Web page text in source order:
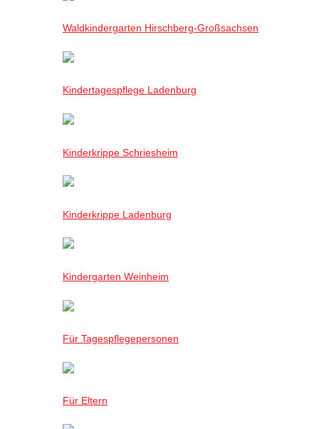
Waldkindergarten Hirschberg-Großsachsen
Kindertagespflege Ladenburg
Kinderkrippe Schriesheim
Kinderkrippe Ladenburg
Kindergarten Weinheim
Für Tagespflegepersonen
Für Eltern